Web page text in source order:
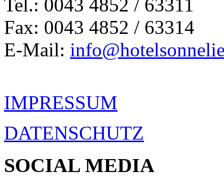
Tel.: 0043 4852 / 63311
Fax: 0043 4852 / 63314
E-Mail:
IMPRESSUM
DATENSCHUTZ
SOCIAL MEDIA